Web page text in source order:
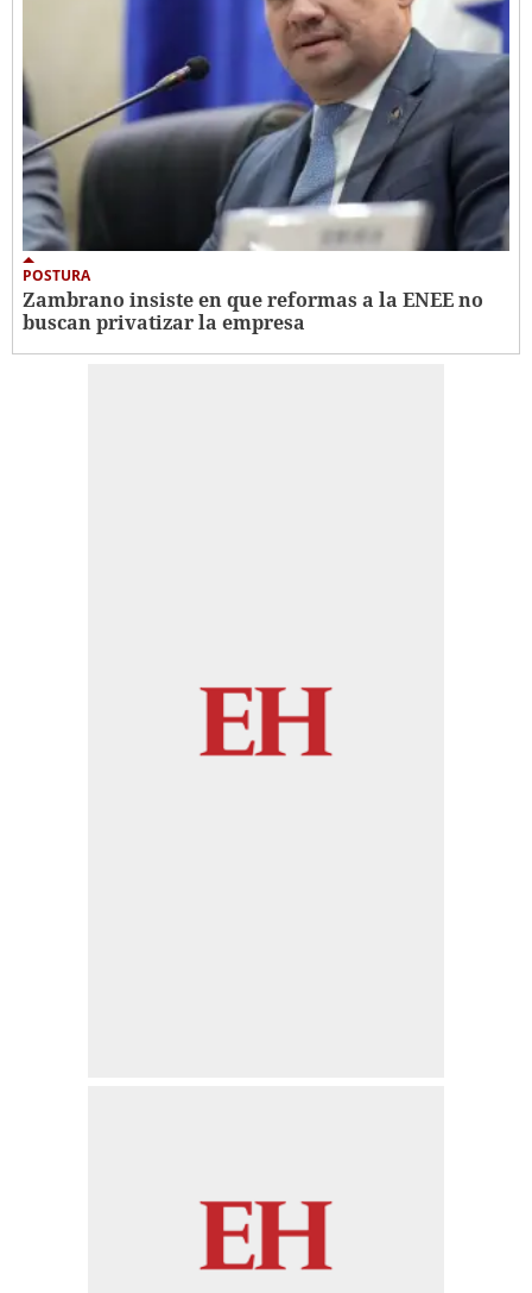
POSTURA
Zambrano insiste en que reformas a la ENEE no
buscan privatizar la empresa